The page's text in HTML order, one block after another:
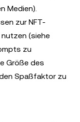
Medien).
zur NFT-
(siehe
zu
Größe des
Spaßfaktor zu